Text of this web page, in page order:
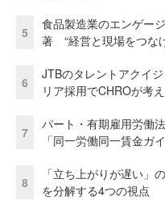
5
食品製造業のエンゲー
著 “経営と現場をつな
6
JTBのタレントアクイ
リア採用でCHROが考
7
パート・有期雇用労働
「同一労働同一賃金ガ
8
「立ち上がりが遅い
を分解する4つの視点